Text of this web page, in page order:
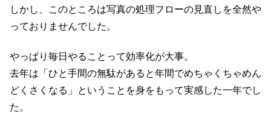
しかし、このところは写真の処理フローの見直しを全然や
っておりませんでした。
やっぱり毎日やることって効率化が大事。
去年は「ひと手間の無駄があると年間でめちゃくちゃめん
どくさくなる」ということを身をもって実感した一年でし
た。